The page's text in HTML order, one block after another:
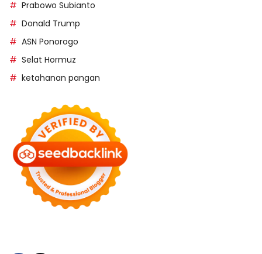
Prabowo Subianto
Donald Trump
ASN Ponorogo
Selat Hormuz
ketahanan pangan